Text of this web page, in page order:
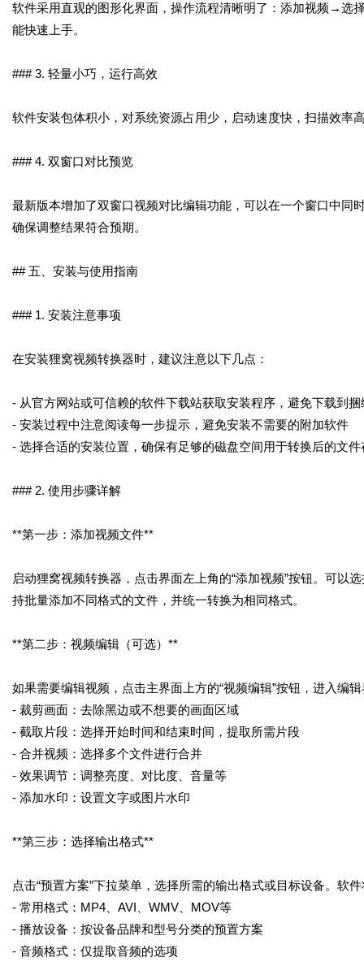
软件采用直观的图形化界面，操作流程清晰明了：添加视频→
能快速上手。
### 3. 轻量小巧，运行高效
软件安装包体积小，对系统资源占用少，启动速度快，扫描效率
### 4. 双窗口对比预览
最新版本增加了双窗口视频对比编辑功能，可以在一个窗口中同
确保调整结果符合预期。
## 五、安装与使用指南
### 1. 安装注意事项
在安装狸窝视频转换器时，建议注意以下几点：
- 从官方网站或可信赖的软件下载站获取安装程序，避免下载到
- 安装过程中注意阅读每一步提示，避免安装不需要的附加软件
- 选择合适的安装位置，确保有足够的磁盘空间用于转换后的文件
### 2. 使用步骤详解
**第一步：添加视频文件**
启动狸窝视频转换器，点击界面左上角的“添加视频”按钮。可以
持批量添加不同格式的文件，并统一转换为相同格式。
**第二步：视频编辑（可选）**
如果需要编辑视频，点击主界面上方的“视频编辑”按钮，进入编
- 裁剪画面：去除黑边或不想要的画面区域
- 截取片段：选择开始时间和结束时间，提取所需片段
- 合并视频：选择多个文件进行合并
- 效果调节：调整亮度、对比度、音量等
- 添加水印：设置文字或图片水印
**第三步：选择输出格式**
点击“预置方案”下拉菜单，选择所需的输出格式或目标设备。软
- 常用格式：MP4、AVI、WMV、MOV等
- 播放设备：按设备品牌和型号分类的预置方案
- 音频格式：仅提取音频的选项